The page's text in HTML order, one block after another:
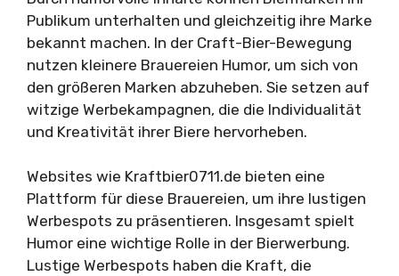
Publikum unterhalten und gleichzeitig ihre Marke
bekannt machen. In der Craft-Bier-Bewegung
nutzen kleinere Brauereien Humor, um sich von
den größeren Marken abzuheben. Sie setzen auf
witzige Werbekampagnen, die die Individualität
und Kreativität ihrer Biere hervorheben.
Websites wie Kraftbier0711.de bieten eine
Plattform für diese Brauereien, um ihre lustigen
Werbespots zu präsentieren. Insgesamt spielt
Humor eine wichtige Rolle in der Bierwerbung.
Lustige Werbespots haben die Kraft, die